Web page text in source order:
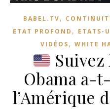
BABEL.TV,
ETAT PROFOND , ETATS-
VIDÉOS, WHITE
Suivez
Obama a-
l’Amérique